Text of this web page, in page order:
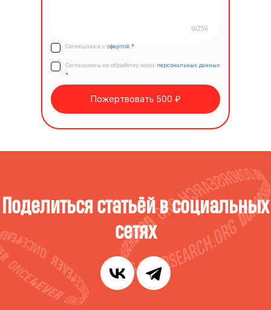
0/256
Соглашаюсь с офертой *
Соглашаюсь на обработку моих персональных данных
*
Пожертвовать 500 ₽
Поделиться статьёй в социальных
сетях